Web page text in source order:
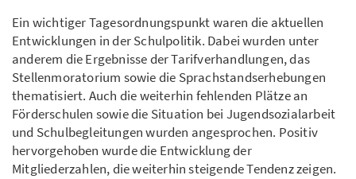
Ein wichtiger Tagesordnungspunkt waren die aktuellen
Entwicklungen in der Schulpolitik. Dabei wurden unter
anderem die Ergebnisse der Tarifverhandlungen, das
Stellenmoratorium sowie die Sprachstandserhebungen
thematisiert. Auch die weiterhin fehlenden Plätze an
Förderschulen sowie die Situation bei Jugendsozialarbeit
und Schulbegleitungen wurden angesprochen. Positiv
hervorgehoben wurde die Entwicklung der
Mitgliederzahlen, die weiterhin steigende Tendenz zeigen.